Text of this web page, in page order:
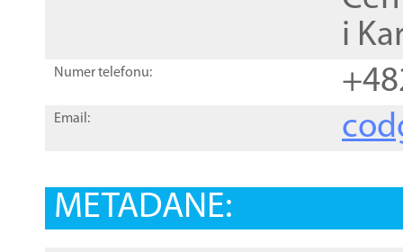
i
Numer telefonu:
Email:
METADANE: